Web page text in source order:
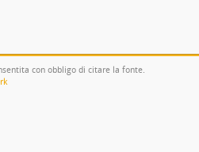
con obbligo di citare la fonte.